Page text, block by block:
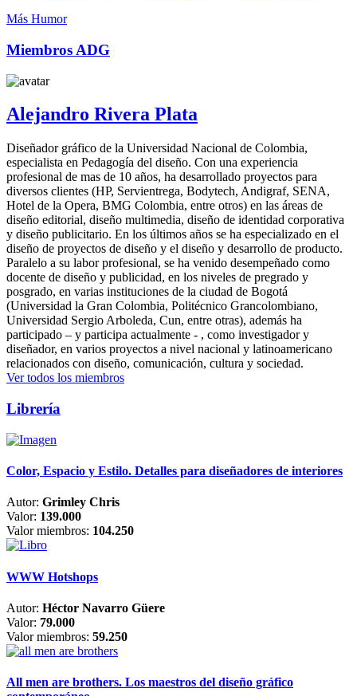
Más Humor
Miembros ADG
Alejandro Rivera Plata
Diseñador gráfico de la Universidad Nacional de Colombia,
especialista en Pedagogía del diseño. Con una experiencia
profesional de mas de 10 años, ha desarrollado proyectos para
diversos clientes (HP, Servientrega, Bodytech, Andigraf, SENA,
Hotel de la Opera, BMG Colombia, entre otros) en las áreas de
diseño editorial, diseño multimedia, diseño de identidad corporativa
y diseño publicitario. En los últimos años se ha especializado en el
diseño de proyectos de diseño y el diseño y desarrollo de producto.
Paralelo a su labor profesional, se ha venido desempeñado como
docente de diseño y publicidad, en los niveles de pregrado y
posgrado, en varias instituciones de la ciudad de Bogotá
(Universidad la Gran Colombia, Politécnico Grancolombiano,
Universidad Sergio Arboleda, Cun, entre otras), además ha
participado – y participa actualmente - , como investigador y
diseñador, en varios proyectos a nivel nacional y latinoamericano
relacionados con diseño, comunicación, cultura y sociedad.
Ver todos los miembros
Librería
Color, Espacio y Estilo. Detalles para diseñadores de interiores
Autor: Grimley Chris
Valor: 139.000
Valor miembros: 104.250
WWW Hotshops
Autor: Héctor Navarro Güere
Valor: 79.000
Valor miembros: 59.250
All men are brothers. Los maestros del diseño gráfico